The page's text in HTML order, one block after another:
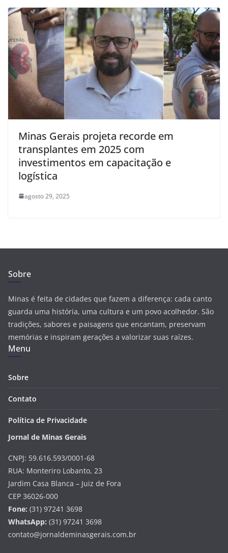
Minas Gerais projeta recorde em
transplantes em 2025 com
investimentos em capacitação e
logística
agosto 29, 2025
Sobre
Minas é feita de cidades que fazem a diferença: cada canto
guarda uma história, uma cultura e um povo acolhedor. São
tradições, sabores e paisagens que encantam, preservam
memórias e inspiram gerações a valorizar suas raízes.
Menu
Sobre
Contato
Política de Privacidade
Jornal de Minas Gerais
CNPJ: 59.616.593/0001-68
RUA: Monteriro Lobanto, 23
Jardim Casa Blanca – Juiz de Fora
CEP 36026-000
Fone: (31) 97241 3698
WhatsApp: (31) 97241 3698
contato@jornaldeminasgerais.com.br